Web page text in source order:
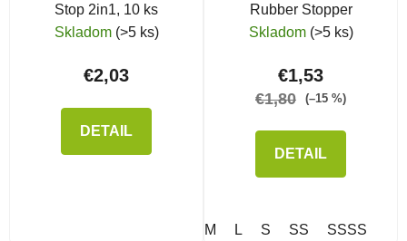
Stop 2in1, 10 ks
Skladom (>5 ks)
€2,03
DETAIL
Rubber Stopper
Skladom (>5 ks)
€1,53
€1,80 (–15 %)
DETAIL
M L S SS SSSS